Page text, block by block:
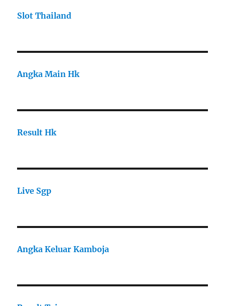
Slot Thailand
Angka Main Hk
Result Hk
Live Sgp
Angka Keluar Kamboja